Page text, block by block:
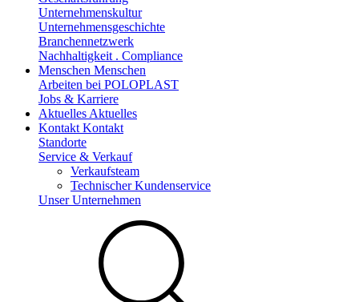
Unternehmenskultur
Unternehmensgeschichte
Branchennetzwerk
Nachhaltigkeit . Compliance
Menschen Menschen
Arbeiten bei POLOPLAST
Jobs & Karriere
Aktuelles Aktuelles
Kontakt Kontakt
Standorte
Service & Verkauf
Verkaufsteam
Technischer Kundenservice
Unser Unternehmen